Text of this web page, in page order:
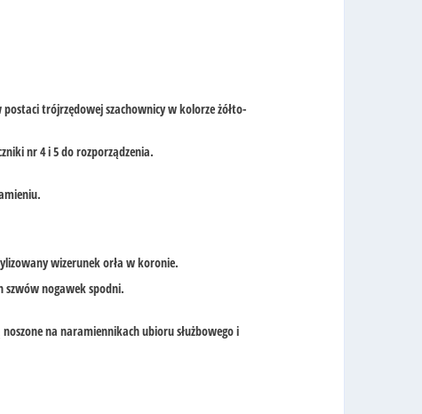
trójrzędowej szachownicy w kolorze żółto-
nr 4 i 5 do rozporządzenia.
wizerunek orła w koronie.
szwów nogawek spodni.
na naramiennikach ubioru służbowego i